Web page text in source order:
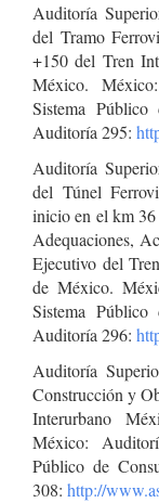
Auditoría
del Tramo
+150 del Tren
México.
Sistema
Auditoría 295:
Auditoría
del Túnel
inicio en el km
Adequaciones,
Ejecutivo del
de México.
Sistema
Auditoría 296:
Auditoría
Construcción y
Interurbano
México:
Público de
308: http://